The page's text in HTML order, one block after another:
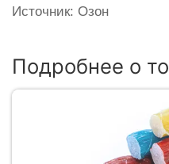
Источник: Озон
Подробнее о